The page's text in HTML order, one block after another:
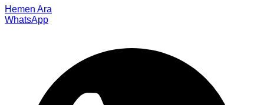
Hemen Ara
WhatsApp